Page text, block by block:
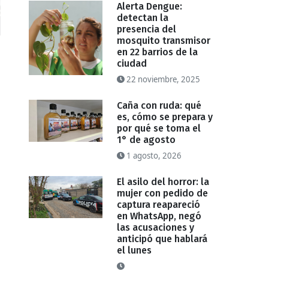
Alerta Dengue:
detectan la
presencia del
mosquito transmisor
en 22 barrios de la
ciudad
22 noviembre, 2025
Caña con ruda: qué
es, cómo se prepara y
por qué se toma el
1° de agosto
1 agosto, 2026
El asilo del horror: la
mujer con pedido de
captura reapareció
en WhatsApp, negó
las acusaciones y
anticipó que hablará
el lunes